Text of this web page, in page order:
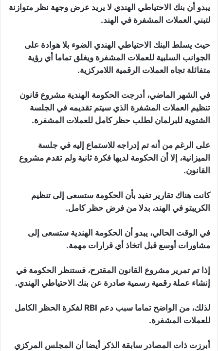
يبدو أن بنك الاحتياطي الهندي لا يريد عرض وجهة نظر متوازنة
لتبني العملات المشفرة في الهند.
حيث يسلط البنك الاحتياطي الهندي الضوء بلا هوادة على
الجوانب السلبية للعملات المشفرة ويغلق تماما أي رؤية
متفائلة تجاه العملات الرقمية اللامركزية.
في الشهر الماضي، أدرجت الحكومة الهندية مشروع قانون
تنظيم العملات المشفرة الذي سيتم تقديمه في الجلسة
الشتوية للبرلمان لطلب حظر كامل للعملات المشفرة.
على الرغم من أنه تم إدراجه للاستماع إليه في جلسة
الميزانية، إلا أن الحكومة لديها فكرة ثانية ولم تقدم مشروع
القانون.
كانت هناك تقارير تفيد بأن الحكومة ستسعى إلى تنظيم
الكريبتو في الهند، بدلا من فرض حظر كامل.
في الوقت الحالي، يبدو أن الحكومة الهندية ستسعى إلى
مشاورات أوسع قبل اتخاذ أي قرارات مهمة.
إذا تم تمرير مشروع القانون المقترح، فستنظر الحكومة في
إنشاء عملة رقمية رسمية صادرة عن بنك الاحتياطي الهندي.
لذلك، من الواضح تماما سبب دعم RBI لفكرة الحظر الكامل
للعملات المشفرة.
أبرزت ذات المصادر سابقة الذكر أيضا أن المجلس المركزي